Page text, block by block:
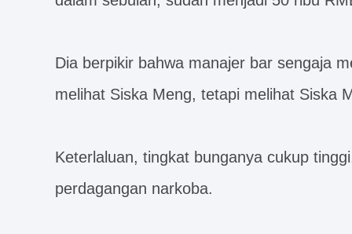
Dia berpikir bahwa manajer bar sengaja
melihat Siska Meng, tetapi melihat Siska
Keterlaluan, tingkat bunganya cukup
perdagangan narkoba.